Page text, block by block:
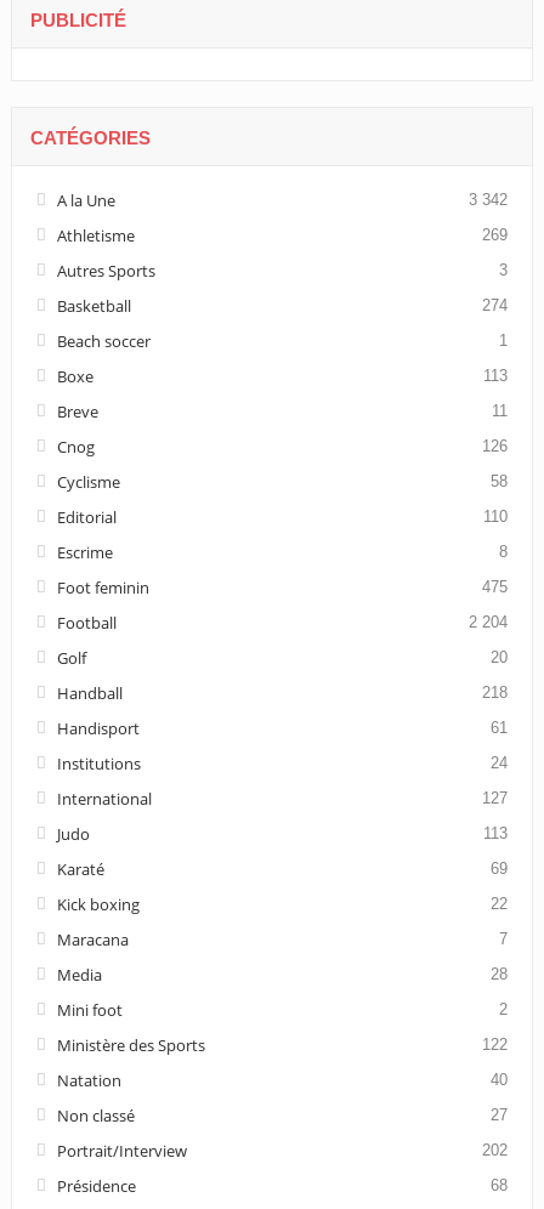
PUBLICITÉ
CATÉGORIES
A la Une 3 342
Athletisme 269
Autres Sports 3
Basketball 274
Beach soccer 1
Boxe 113
Breve 11
Cnog 126
Cyclisme 58
Editorial 110
Escrime 8
Foot feminin 475
Football 2 204
Golf 20
Handball 218
Handisport 61
Institutions 24
International 127
Judo 113
Karaté 69
Kick boxing 22
Maracana 7
Media 28
Mini foot 2
Ministère des Sports 122
Natation 40
Non classé 27
Portrait/Interview 202
Présidence 68